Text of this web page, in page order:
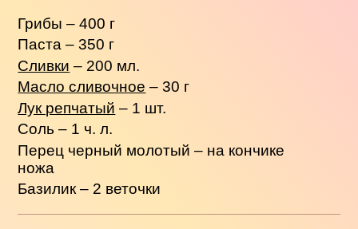
Грибы – 400 г
Паста – 350 г
Сливки – 200 мл.
Масло сливочное – 30 г
Лук репчатый – 1 шт.
Соль – 1 ч. л.
Перец черный молотый – на кончике
ножа
Базилик – 2 веточки